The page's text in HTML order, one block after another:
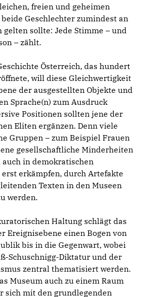
freien und geheimen
Geschlechter zumindest an
gelten sollte: Jede Stimme – und
– zählt.
Österreich, das hundert
will diese Gleichwertigkeit
der ausgestellten Objekte und
Sprache(n) zum Ausdruck
Positionen sollten jene der
Eliten ergänzen. Denn viele
Gruppen – zum Beispiel Frauen
gesellschaftliche Minderheiten
auch in demokratischen
erst erkämpfen, durch Artefakte
Texten in den Museen
werden.
Haltung schlägt das
Ereignisebene einen Bogen von
bis in die Gegenwart, wobei
Schuschnigg-Diktatur und der
zentral thematisiert werden.
Museum auch zu einem Raum
sich mit den grundlegenden